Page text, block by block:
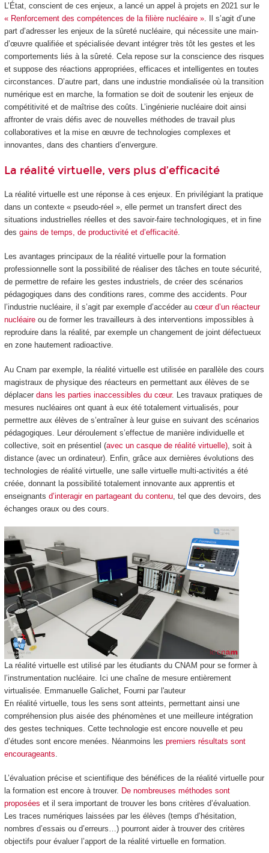
L’État, conscient de ces enjeux, a lancé un appel à projets en 2021 sur le
« Renforcement des compétences de la filière nucléaire ». Il s’agit d’une
part d’adresser les enjeux de la sûreté nucléaire, qui nécessite une main-
d’œuvre qualifiée et spécialisée devant intégrer très tôt les gestes et les
comportements liés à la sûreté. Cela repose sur la conscience des risques
et suppose des réactions appropriées, efficaces et intelligentes en toutes
circonstances. D’autre part, dans une industrie mondialisée où la transition
numérique est en marche, la formation se doit de soutenir les enjeux de
compétitivité et de maîtrise des coûts. L’ingénierie nucléaire doit ainsi
affronter de vrais défis avec de nouvelles méthodes de travail plus
collaboratives et la mise en œuvre de technologies complexes et
innovantes, dans des chantiers d’envergure.
La réalité virtuelle, vers plus d’efficacité
La réalité virtuelle est une réponse à ces enjeux. En privilégiant la pratique
dans un contexte « pseudo-réel », elle permet un transfert direct des
situations industrielles réelles et des savoir-faire technologiques, et in fine
des gains de temps, de productivité et d’efficacité.
Les avantages principaux de la réalité virtuelle pour la formation
professionnelle sont la possibilité de réaliser des tâches en toute sécurité,
de permettre de refaire les gestes industriels, de créer des scénarios
pédagogiques dans des conditions rares, comme des accidents. Pour
l’industrie nucléaire, il s’agit par exemple d’accéder au cœur d’un réacteur
nucléaireou de former les travailleurs à des interventions impossibles à
reproduire dans la réalité, par exemple un changement de joint défectueux
en zone hautement radioactive.
Au Cnam par exemple, la réalité virtuelle est utilisée en parallèle des cours
magistraux de physique des réacteurs en permettant aux élèves de se
déplacer dans les parties inaccessibles du cœur. Les travaux pratiques de
mesures nucléaires ont quant à eux été totalement virtualisés, pour
permettre aux élèves de s’entraîner à leur guise en suivant des scénarios
pédagogiques. Leur déroulement s’effectue de manière individuelle et
collective, soit en présentiel (avec un casque de réalité virtuelle), soit à
distance (avec un ordinateur). Enfin, grâce aux dernières évolutions des
technologies de réalité virtuelle, une salle virtuelle multi-activités a été
créée, donnant la possibilité totalement innovante aux apprentis et
enseignants d’interagir en partageant du contenu, tel que des devoirs, des
échanges oraux ou des cours.
La réalité virtuelle est utilisé par les étudiants du CNAM pour se former à
l’instrumentation nucléaire. Ici une chaîne de mesure entièrement
virtualisée.
Emmanuelle Galichet,
Fourni par l'auteur
En réalité virtuelle, tous les sens sont atteints, permettant ainsi une
compréhension plus aisée des phénomènes et une meilleure intégration
des gestes techniques. Cette technologie est encore nouvelle et peu
d’études sont encore menées. Néanmoins les premiers résultats sont
encourageants
L’évaluation précise et scientifique des bénéfices de la réalité virtuelle pour
la formation est encore à trouver. De nombreuses méthodes sont
proposées et il sera important de trouver les bons critères d’évaluation.
Les traces numériques laissées par les élèves (temps d’hésitation,
nombres d’essais ou d’erreurs…) pourront aider à trouver des critères
objectifs pour évaluer l’apport de la réalité virtuelle en formation.